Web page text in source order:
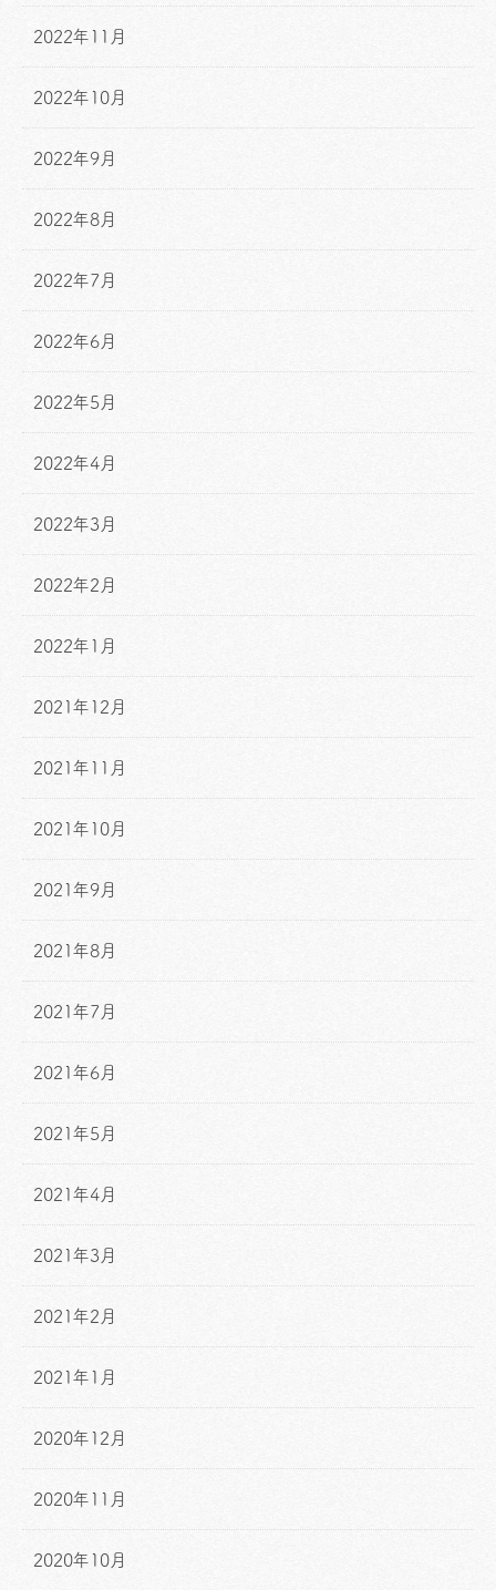
2022年11月
2022年10月
2022年9月
2022年8月
2022年7月
2022年6月
2022年5月
2022年4月
2022年3月
2022年2月
2022年1月
2021年12月
2021年11月
2021年10月
2021年9月
2021年8月
2021年7月
2021年6月
2021年5月
2021年4月
2021年3月
2021年2月
2021年1月
2020年12月
2020年11月
2020年10月